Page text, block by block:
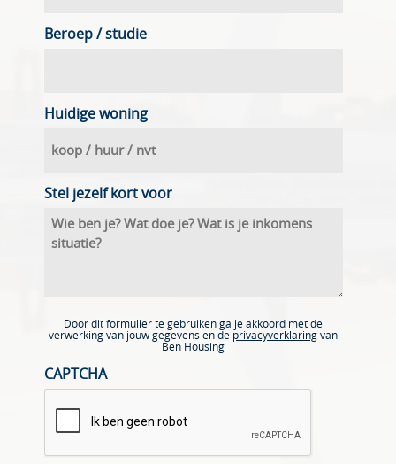
Beroep / studie
Huidige woning
Stel jezelf kort voor
Door dit formulier te gebruiken ga je akkoord met de
verwerking van jouw gegevens en de privacyverklaring van
Ben Housing
CAPTCHA